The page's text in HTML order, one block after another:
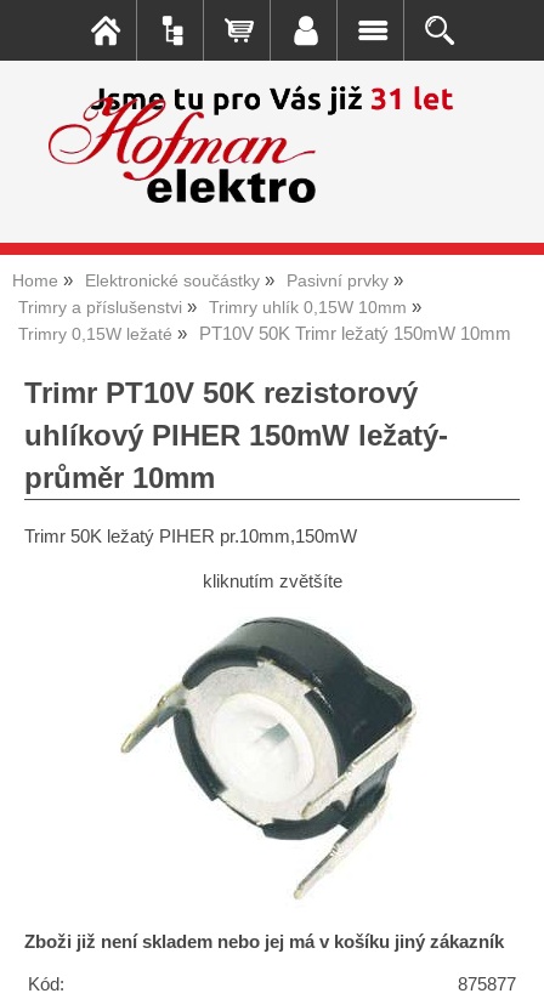
Home Elektronické součástky
Pasivní prvky
Trimry a příslušenstvi
Trimry uhlík 0,15W 10mm
Trimry 0,15W ležaté
PT10V 50K Trimr ležatý 150mW 10mm
Trimr PT10V 50K rezistorový
uhlíkový PIHER 150mW ležatý-
průměr 10mm
Trimr 50K ležatý PIHER pr.10mm,150mW
kliknutím zvětšíte
Zboži již není skladem nebo jej má v košíku jiný zákazník
Kód:
875877